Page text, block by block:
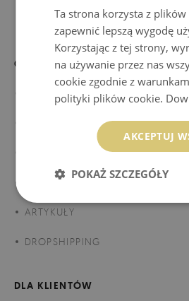
COLORAY
MATERIAŁ MAGICSTICK
PISZĄ O NAS
ARTYKUŁY
DROPSHIPPING
DLA KLIENTÓW
Ta strona korzysta z
zapewnić lepszą wygodę
Korzystając z tej strony,
na używanie przez nas
cookie zgodnie z
polityki plików cookie.
AKCEPTUJ
POKAŻ SZCZEGÓŁY